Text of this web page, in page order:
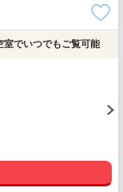
室でいつでもご覧可能